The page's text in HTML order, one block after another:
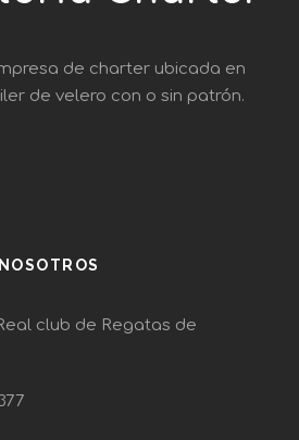
de charter ubicada en
de velero con o sin patrón.
club de Regatas de